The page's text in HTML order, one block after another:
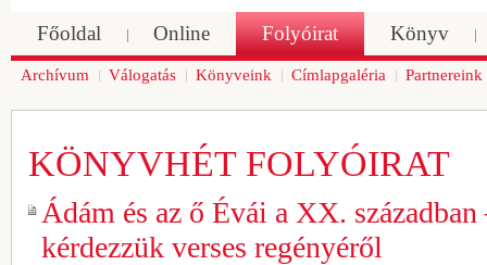
Főoldal Online Folyóirat Könyv
Archívum Válogatás Könyveink Címlapgaléria Partnereink
KÖNYVHÉT FOLYÓIRAT
Ádám és az ő Évái a XX.
kérdezzük verses regényéről